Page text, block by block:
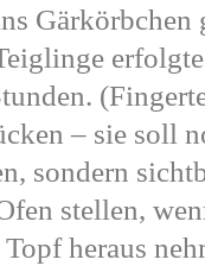
Gärkörbchen
– sie soll
sondern
stellen,
heraus